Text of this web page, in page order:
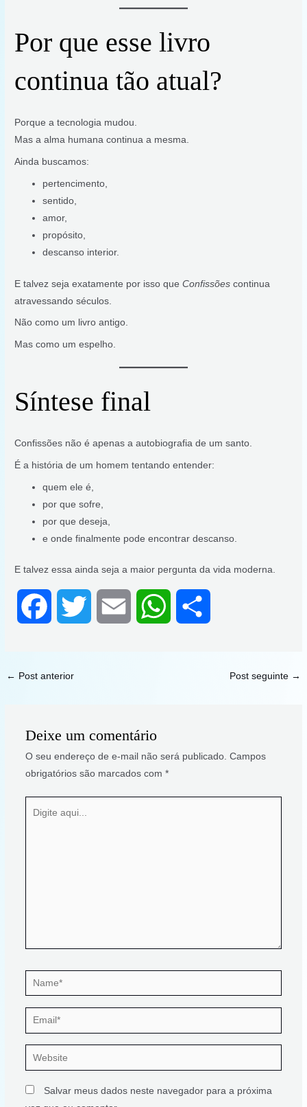
Por que esse livro
continua tão atual?
Porque a tecnologia mudou.
Mas a alma humana continua a mesma.
Ainda buscamos:
pertencimento,
sentido,
amor,
propósito,
descanso interior.
E talvez seja exatamente por isso queConfissões continua
atravessando séculos.
Não como um livro antigo.
Mas como um espelho.
Síntese final
Confissões não é apenas a autobiografia de um santo.
É a história de um homem tentando entender:
quem ele é,
por que sofre,
por que deseja,
e onde finalmente pode encontrar descanso.
E talvez essa ainda seja a maior pergunta da vida moderna.
c
b
o
o
t
e
l
← Post anterior Post seguinte →
Deixe um comentário
O seu endereço de e-mail não será publicado. Campos
obrigatórios são marcados com *
Name*
Email*
Website
Salvar meus dados neste navegador para a próxima